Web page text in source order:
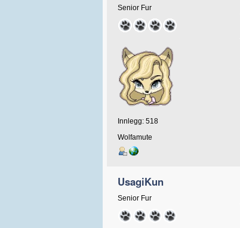
Senior Fur
Innlegg: 518
Wolfamute
UsagiKun
Senior Fur